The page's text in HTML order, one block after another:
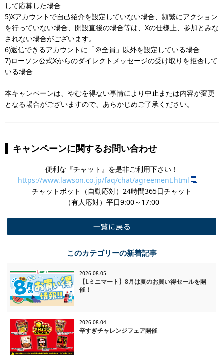
して応募した場合
5)Xアカウントで自己紹介を設定していない場合、頻繁にアクション
を行っていない場合、開設直後の場合等は、Xの仕様上、参加とみな
されない場合がございます。
6)返信できるアカウントに「＠全員」以外を設定している場合
7)ローソン公式Xからのダイレクトメッセージの受け取りを拒否して
いる場合
本キャンペーンは、やむを得ない事情により中止または内容が変更
となる場合がございますので、あらかじめご了承ください。
キャンペーンに関するお問い合わせ
便利な『チャット』を是非ご利用下さい！
https://www.lawson.co.jp/faq/chat/agreement.html
チャットボット（自動応対）24時間365日チャット
​（有人応対）平日9:00～17:00
このカテゴリーの新着記事
2026.08.05
【Lミニマート】8月は夏のお買い得セールを開
催！
2026.08.04
辛すぎチャレンジフェア開催